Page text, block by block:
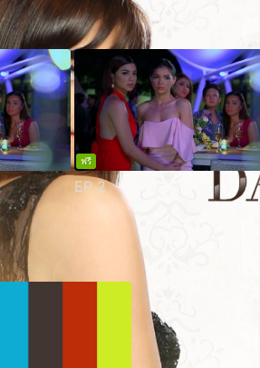
ฟรี
EP2
เนื้อหาที่แนะนำ รายละเอียด